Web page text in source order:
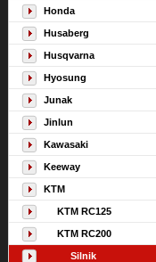
Honda
Husaberg
Husqvarna
Hyosung
Junak
Jinlun
Kawasaki
Keeway
KTM
KTM RC125
KTM RC200
Silnik